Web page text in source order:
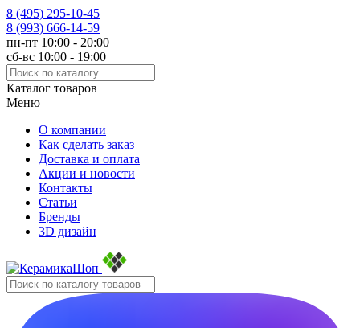
8 (495) 295-10-45
8 (993) 666-14-59
пн-пт 10:00 - 20:00
сб-вс 10:00 - 19:00
Каталог товаров
Меню
О компании
Как сделать заказ
Доставка и оплата
Акции и новости
Контакты
Статьи
Бренды
3D дизайн